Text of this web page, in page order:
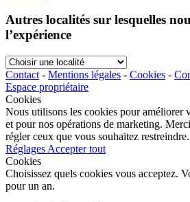
Autres localités sur lesquelles
l’expérience
Choisir
une
localité
Contact - Mentions légales - Cookies -
Espace propriétaire
Cookies
Nous utilisons les cookies pour améliorer
et pour nos opérations de marketing.
régler ceux que vous souhaitez restreindre.
Réglages Accepter tout
Cookies
Choisissez quels cookies vous acceptez.
pour un an.